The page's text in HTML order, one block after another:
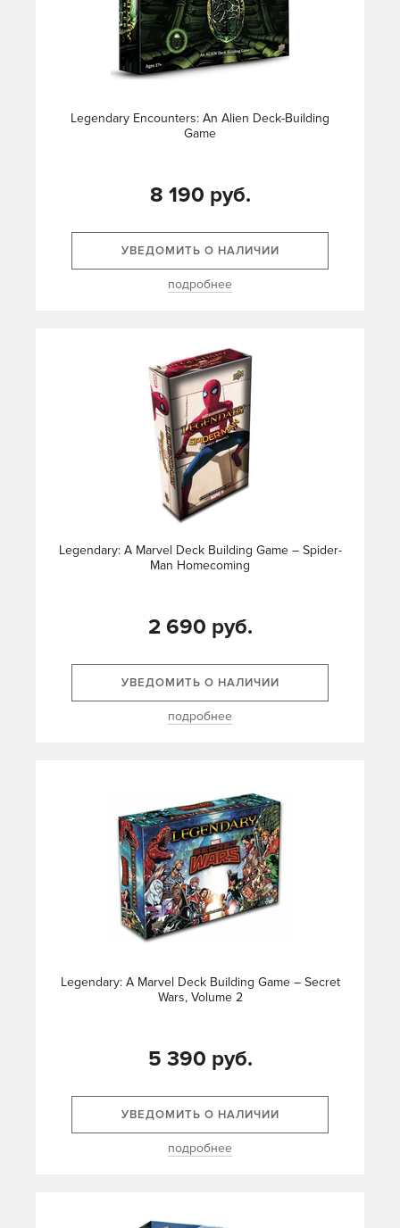
Legendary Encounters: An Alien Deck-Building
Game
8 190 руб.
УВЕДОМИТЬ О НАЛИЧИИ
подробнее
Legendary: A Marvel Deck Building Game – Spider-
Man Homecoming
2 690 руб.
УВЕДОМИТЬ О НАЛИЧИИ
подробнее
Legendary: A Marvel Deck Building Game – Secret
Wars, Volume 2
5 390 руб.
УВЕДОМИТЬ О НАЛИЧИИ
подробнее